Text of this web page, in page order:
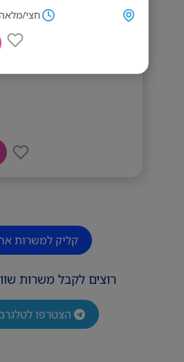
חצי/
קליק למשרות
רוצים לקבל משרות
הצטרפו